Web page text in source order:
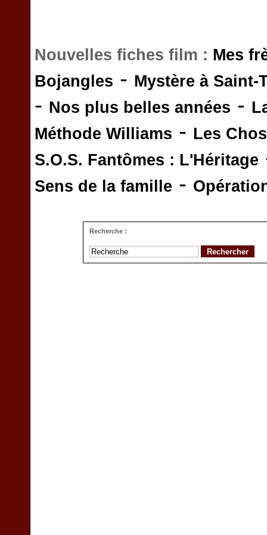
Nouvelles fiches film : Mes
Bojangles - Mystère à Saint-
- Nos plus belles années -
Méthode Williams - Les
S.O.S. Fantômes : L'Héritage
Sens de la famille -
Recherche :